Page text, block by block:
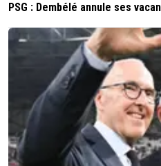
PSG : Dembélé annule ses